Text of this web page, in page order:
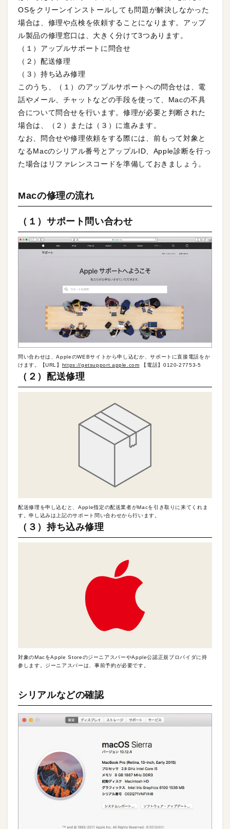
OSをクリーンインストールしても問題が解決しなかった
場合は、修理や点検を依頼することになります。アップ
ル製品の修理窓口は、大きく分けて3つあります。
（１）アップルサポートに問合せ
（２）配送修理
（３）持ち込み修理
このうち、（１）のアップルサポートへの問合せは、電
話やメール、チャットなどの手段を使って、Macの不具
合について問合せを行います。修理が必要と判断された
場合は、（２）または（３）に進みます。
なお、問合せや修理依頼をする際には、前もって対象と
なるMacのシリアル番号とアップルID、Apple診断を行っ
た場合はリファレンスコードを準備しておきましょう。
Macの修理の流れ
（１）サポート問い合わせ
問い合わせは、AppleのWEBサイトから申し込むか、サポートに直接電話をか
けます。【URL】 https://getsupport.apple.com 【電話】0120-27753-5
（２）配送修理
配送修理を申し込むと、Apple指定の配送業者がMacを引き取りに来てくれま
す。申し込みは上記のサポート問い合わせから行います。
（３）持ち込み修理
対象のMacをApple StoreのジーニアスバーやApple公認正規プロバイダに持
参します。ジーニアスバーは、事前予約が必要です。
シリアルなどの確認